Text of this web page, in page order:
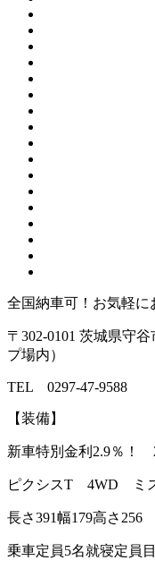
全国納車可！お気軽に
〒302-0101 茨城県守
プ場内）
TEL 0297-47-9588
【装備】
新車特別金利2.9％！
ピクシスT 4WD ミ
長さ391幅179高さ256
乗車定員5名就寝定員